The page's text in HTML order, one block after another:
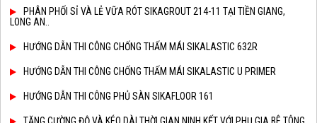
PHÂN PHỐI SỈ VÀ LẺ VỮA RÓT SIKAGROUT 214-11 TẠI TIỀN GIANG,
LONG AN..
HƯỚNG DẪN THI CÔNG CHỐNG THẤM MÁI SIKALASTIC 632R
HƯỚNG DẪN THI CÔNG CHỐNG THẤM MÁI SIKALASTIC U PRIMER
HƯỚNG DẪN THI CÔNG PHỦ SÀN SIKAFLOOR 161